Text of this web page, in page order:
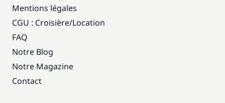
Mentions légales
CGU : Croisière/Location
FAQ
Notre Blog
Notre Magazine
Contact